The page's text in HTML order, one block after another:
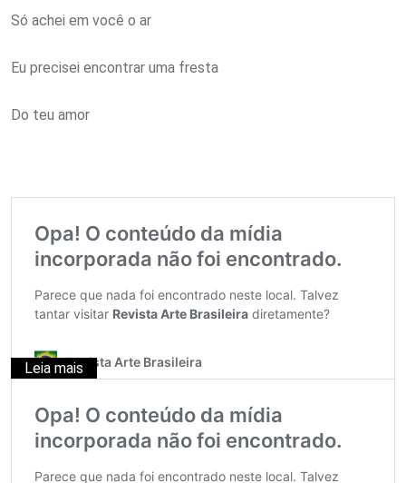
Só achei em você o ar
Eu precisei encontrar uma fresta
Do teu amor
Leia mais